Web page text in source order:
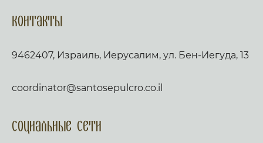
Контакты
9462407, Израиль, Иерусалим, ул. Бен-Иегуда, 13
coordinator@santosepulcro.co.il
Социальные сети